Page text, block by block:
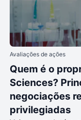
Avaliações de ações
Quem é o
Sciences?
negociações
privilegiadas